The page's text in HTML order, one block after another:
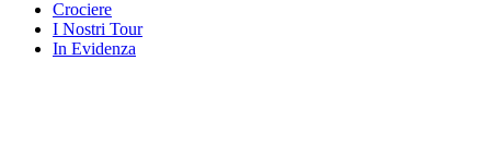
Crociere
I Nostri Tour
In Evidenza